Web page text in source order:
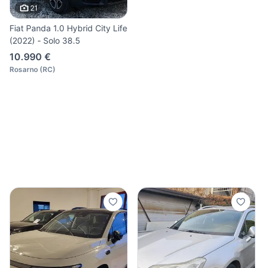
21
Fiat Panda 1.0 Hybrid City Life
(2022) - Solo 38.5
10.990 €
Rosarno (RC)